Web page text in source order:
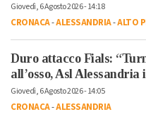
Giovedì, 6 Agosto 2026 - 14:18
CRONACA-ALESSANDRIA-ALTO
Duro attacco Fials:
all’osso, Asl
Giovedì, 6 Agosto 2026 - 14:05
CRONACA-ALESSANDRIA